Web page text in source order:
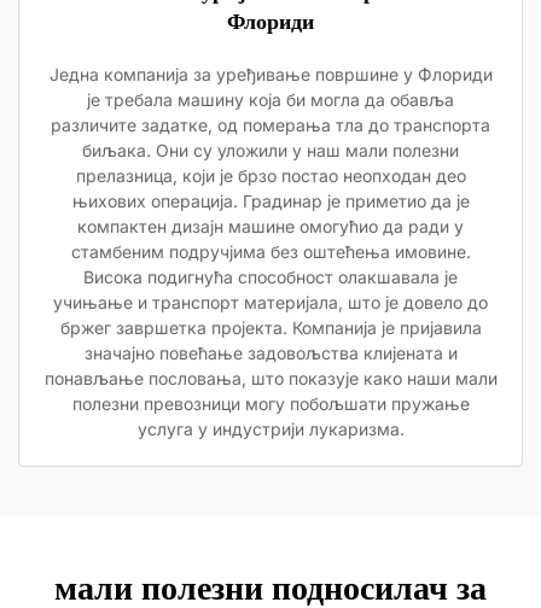
Флориди
Једна компанија за уређивање површине у Флориди
је требала машину која би могла да обавља
различите задатке, од померања тла до транспорта
биљака. Они су уложили у наш мали полезни
прелазница, који је брзо постао неопходан део
њихових операција. Градинар је приметио да је
компактен дизајн машине омогућио да ради у
стамбеним подручјима без оштећења имовине.
Висока подигнућа способност олакшавала је
учињање и транспорт материјала, што је довело до
бржег завршетка пројекта. Компанија је пријавила
значајно повећање задовољства клијената и
понављање пословања, што показује како наши мали
полезни превозници могу побољшати пружање
услуга у индустрији лукаризма.
мали полезни подносилач за